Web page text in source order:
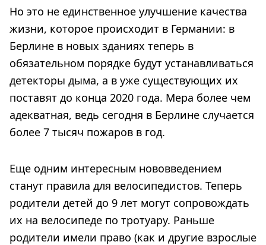
Но это не единственное улучшение качества
жизни, которое происходит в Германии: в
Берлине в новых зданиях теперь в
обязательном порядке будут устанавливаться
детекторы дыма, а в уже существующих их
поставят до конца 2020 года. Мера более чем
адекватная, ведь сегодня в Берлине случается
более 7 тысяч пожаров в год.
Еще одним интересным нововведением
станут правила для велосипедистов. Теперь
родители детей до 9 лет могут сопровождать
их на велосипеде по тротуару. Раньше
родители имели право (как и другие взрослые